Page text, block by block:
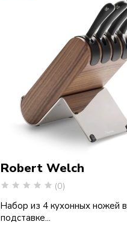
Robert Welch
(0)
Набор из 4 кухонных ножей в
подставке...